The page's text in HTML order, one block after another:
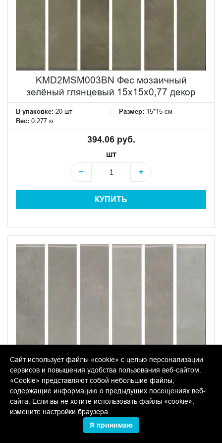
KMD2MSM003BN Фес мозаичный
зелёный глянцевый 15x15x0,77 декор
В упаковке: 20 шт Размер: 15*15 см
Вес: 0.277 кг
394.06 руб.
шт
−
+
КУПИТЬ
Сайт использует файлы «cookie» с целью персонализации
сервисов и повышения удобства пользования веб-сайтом.
«Cookie» представляют собой небольшие файлы,
содержащие информацию о предыдущих посещениях веб-
сайта. Если вы не хотите использовать файлы «cookie»,
измените настройки браузера.
Я принимаю